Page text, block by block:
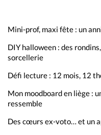
Mini-prof, maxi fête : un
DIY halloween : des
sorcellerie
Défi lecture : 12 mois, 12
Mon moodboard en liège :
ressemble
Des cœurs ex-voto… et un